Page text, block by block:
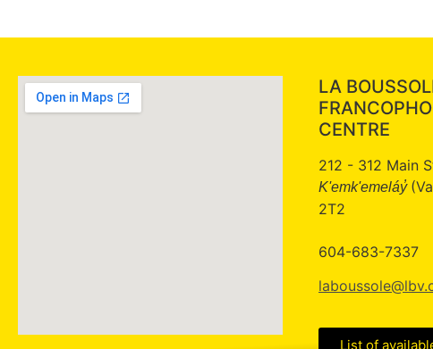
LA
CENTRE
212 - 312 Main
K'emk'emeláy̓
2T2
604-683-7337
List of